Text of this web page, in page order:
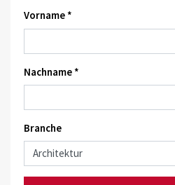
Vorname *
Nachname *
Branche